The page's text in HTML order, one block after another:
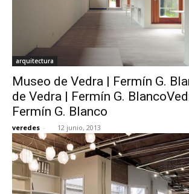
arquitectura
Museo de Vedra | Fermín G.
de Vedra | Fermín G.
Fermín G. Blanco
veredes - 12 junio, 2013